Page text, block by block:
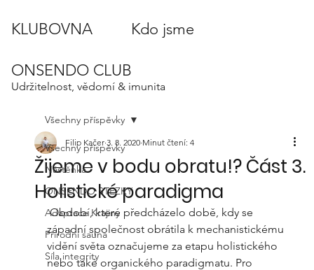
ONSENDO CLUB
Udržitelnost, vědomí & imunita
KLUBOVNA Kdo jsme
Všechny příspěvky
Nástěnka
ONSENDO STEZKY
Adaptace Krajiny
Přírodní sauna
Síla integrity
Všechny příspěvky
Žijeme v bodu obratu!? Část 3.
Holistické paradigma
Filip Kačer 3. 8. 2020 Minut čtení: 4
Období, které předcházelo době, kdy se
západní společnost obrátila k mechanistickému
vidění světa označujeme za etapu holistického
nebo také organického paradigmatu. Pro